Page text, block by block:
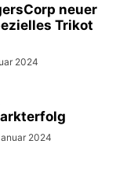
neuer
Trikot
2024
2024